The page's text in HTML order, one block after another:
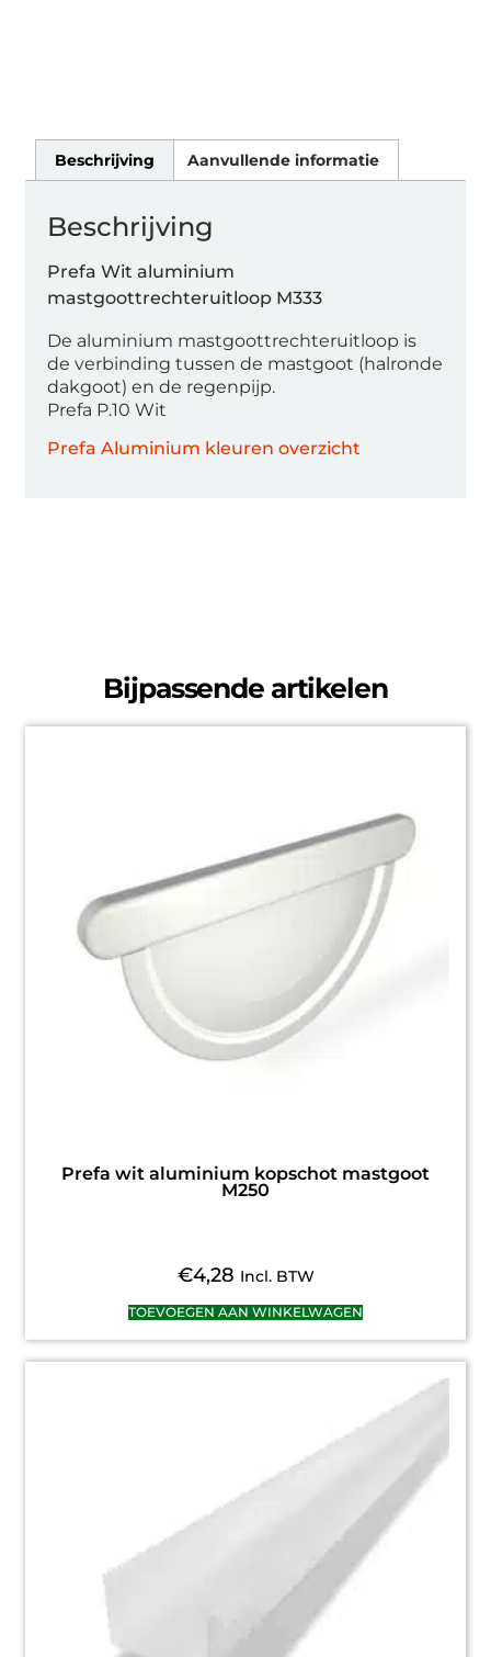
Beschrijving Aanvullende informatie
Beschrijving
Prefa Wit aluminium
mastgoottrechteruitloop M333
De aluminium mastgoottrechteruitloop is
de verbinding tussen de mastgoot (halronde
dakgoot) en de regenpijp.
Prefa P.10 Wit
Prefa Aluminium kleuren overzicht
Bijpassende artikelen
Prefa wit aluminium kopschot mastgoot
M250
€4,28 Incl. BTW
TOEVOEGEN AAN WINKELWAGEN